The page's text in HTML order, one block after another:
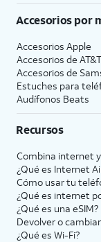
Accesorios por
Accesorios Apple
Accesorios de AT&T
Accesorios de
Estuches para
Audífonos Beats
Recursos
Combina internet
¿Qué es Internet
Cómo usar tu
¿Qué es internet
¿Qué es una eSIM?
Devolver o
¿Qué es Wi-Fi?